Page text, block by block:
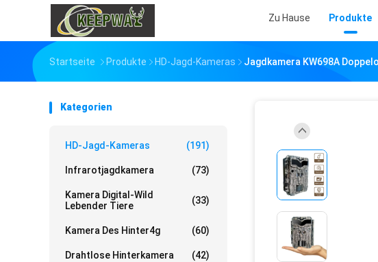
Zu Hause Produkte
Startseite Produkte HD-Jagd-Kameras Jagdkamera KW698A
Kategorien
HD-Jagd-Kameras (191)
Infrarotjagdkamera (73)
Kamera Digital-Wild
Lebender Tiere
(33)
Kamera Des Hinter4g (60)
Drahtlose Hinterkamera (42)